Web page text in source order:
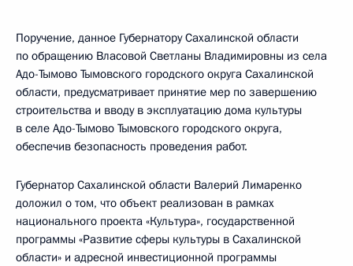
Поручение, данное Губернатору Сахалинской области
по обращению Власовой Светланы Владимировны из села
Адо-Тымово Тымовского городского округа Сахалинской
области, предусматривает принятие мер по завершению
строительства и вводу в эксплуатацию дома культуры
в селе Адо-Тымово Тымовского городского округа,
обеспечив безопасность проведения работ.
Губернатор Сахалинской области Валерий Лимаренко
доложил о том, что объект реализован в рамках
национального проекта «Культура», государственной
программы «Развитие сферы культуры в Сахалинской
области» и адресной инвестиционной программы